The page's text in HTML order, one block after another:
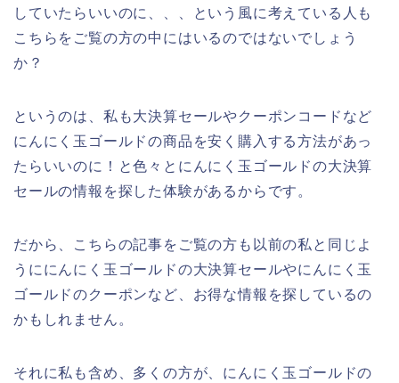
していたらいいのに、、、という風に考えている人も
こちらをご覧の方の中にはいるのではないでしょう
か？
というのは、私も大決算セールやクーポンコードなど
にんにく玉ゴールドの商品を安く購入する方法があっ
たらいいのに！と色々とにんにく玉ゴールドの大決算
セールの情報を探した体験があるからです。
だから、こちらの記事をご覧の方も以前の私と同じよ
うににんにく玉ゴールドの大決算セールやにんにく玉
ゴールドのクーポンなど、お得な情報を探しているの
かもしれません。
それに私も含め、多くの方が、にんにく玉ゴールドの